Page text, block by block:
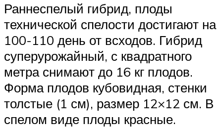
Раннеспелый гибрид, плоды
технической спелости достигают на
100-110 день от всходов. Гибрид
суперурожайный, с квадратного
метра снимают до 16 кг плодов.
Форма плодов кубовидная, стенки
толстые (1 см), размер 12×12 см. В
спелом виде плоды красные.